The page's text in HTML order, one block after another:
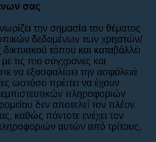
σας
την σημασία του θέματος
δεδομένων των χρηστών/
τόπου και καταβάλλει
τις πιο σύγχρονες και
να εξασφαλίσει την ασφάλειά
ωστόσο πρέπει να έχουν
πληροφοριών
δεν αποτελεί τον πλέον
καθώς πάντοτε ενέχει τον
αυτών από τρίτους.